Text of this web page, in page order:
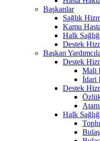
Başkanlar
Sağlık
Kamu
Halk
Destek
Başkan
Destek
Mali
İdari
Destek
Halk